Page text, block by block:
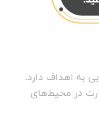
به اهداف دارد.
در محیط‌های